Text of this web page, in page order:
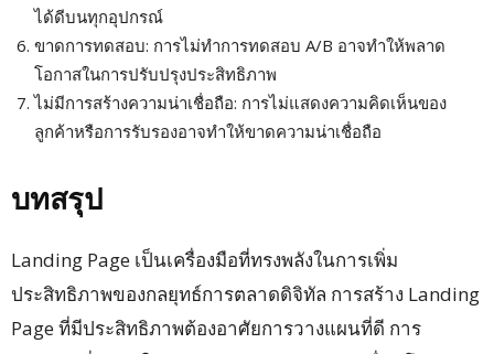
ได้ดีบนทุกอุปกรณ์
ขาดการทดสอบ: การไม่ทำการทดสอบ A/B อาจทำให้พลาด
โอกาสในการปรับปรุงประสิทธิภาพ
ไม่มีการสร้างความน่าเชื่อถือ: การไม่แสดงความคิดเห็นของ
ลูกค้าหรือการรับรองอาจทำให้ขาดความน่าเชื่อถือ
บทสรุป
Landing Page เป็นเครื่องมือที่ทรงพลังในการเพิ่ม
ประสิทธิภาพของกลยุทธ์การตลาดดิจิทัล การสร้าง Landing
Page ที่มีประสิทธิภาพต้องอาศัยการวางแผนที่ดี การ